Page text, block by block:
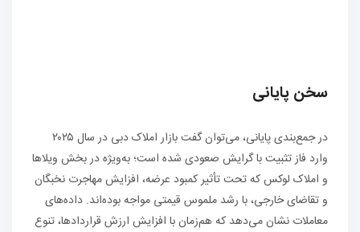
سخن پایانی
در جمع‌بندی پایانی، می‌توان گفت بازار املاک دبی در سال ۲۰۲۵
وارد فاز تثبیت با گرایش صعودی شده است؛ به‌ویژه در بخش ویلاها
و املاک لوکس که تحت تأثیر کمبود عرضه، افزایش مهاجرت نخبگان
و تقاضای خارجی، با رشد ملموس قیمتی مواجه بوده‌اند. داده‌های
معاملات نشان می‌دهد که هم‌زمان با افزایش ارزش قراردادها، تنوع